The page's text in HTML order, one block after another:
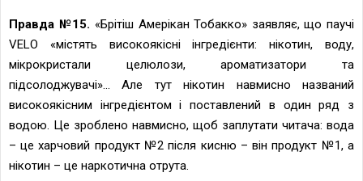
Правда №15. «Брітіш Амерікан Тобакко» заявляє, що паучі
VELO «містять високоякісні інгредієнти: нікотин, воду,
мікрокристали целюлози, ароматизатори та
підсолоджувачі»... Але тут нікотин навмисно названий
високоякісним інгредієнтом і поставлений в один ряд з
водою. Це зроблено навмисно, щоб заплутати читача: вода
– це харчовий продукт №2 після кисню – він продукт №1, а
нікотин – це наркотична отрута.